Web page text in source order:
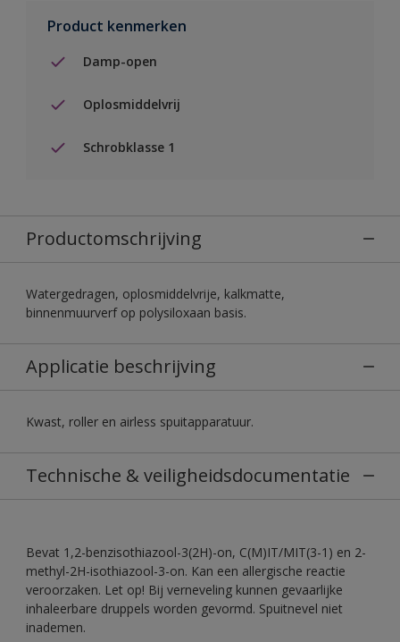
Product kenmerken
Damp-open
Oplosmiddelvrij
Schrobklasse 1
Productomschrijving
Watergedragen, oplosmiddelvrije, kalkmatte,
binnenmuurverf op polysiloxaan basis.
Applicatie beschrijving
Kwast, roller en airless spuitapparatuur.
Technische & veiligheidsdocumentatie
Bevat 1,2-benzisothiazool-3(2H)-on, C(M)IT/MIT(3-1) en 2-
methyl-2H-isothiazool-3-on. Kan een allergische reactie
veroorzaken. Let op! Bij verneveling kunnen gevaarlijke
inhaleerbare druppels worden gevormd. Spuitnevel niet
inademen.